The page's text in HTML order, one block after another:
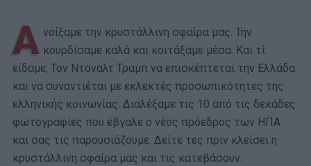
Α νοίξαμε την κρυστάλλινη σφαίρα μας. Την
κουρδίσαμε καλά και κοιτάξαμε μέσα. Και τί
είδαμε; Τον Ντόναλτ Τραμπ να επισκέπτεται την Ελλάδα
και να συναντιέται με εκλεκτές προσωπικότητες της
ελληνικής κοινωνίας. Διαλέξαμε τις 10 από τις δεκάδες
φωτογραφίες που έβγαλε ο νέος πρόεδρος των ΗΠΑ
και σας τις παρουσιάζουμε. Δείτε τες πριν κλείσει η
κρυστάλλινη σφαίρα μας και τις κατεβάσουν.